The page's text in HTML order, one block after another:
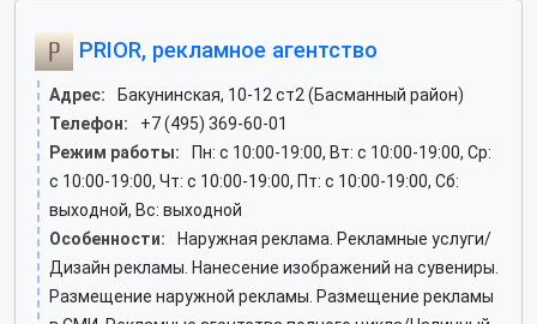
PRIOR, рекламное агентство
Адрес:
Бакунинская, 10-12 ст2 (Басманный район)
Телефон:
+7 (495) 369-60-01
Режим работы:
Пн: c 10:00-19:00, Вт: c 10:00-19:00, Ср:
c 10:00-19:00, Чт: c 10:00-19:00, Пт: c 10:00-19:00, Сб:
выходной, Вс: выходной
Особенности:
Наружная реклама. Рекламные услуги/
Дизайн рекламы. Нанесение изображений на сувениры.
Размещение наружной рекламы. Размещение рекламы